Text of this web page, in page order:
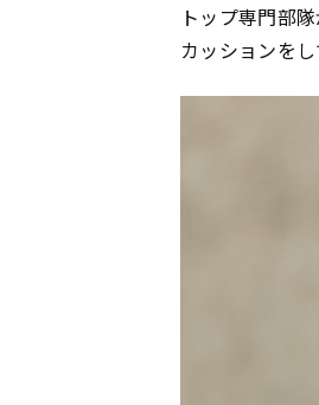
トップ専門部
カッションをし